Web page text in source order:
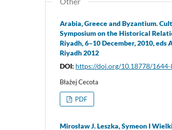
Arabia, Greece and Byzantium.
Symposium on the Historical
Riyadh, 6–10 December, 2010, eds
Riyadh 2012
DOI: https://doi.org/10.18778/1644-
Błażej Cecota
PDF
Mirosław J. Leszka, Symeon I